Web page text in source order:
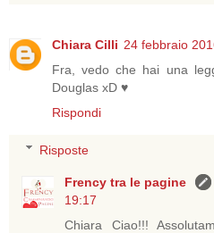
Chiara Cilli 24 febbraio
Fra, vedo che hai una
Douglas xD ♥
Rispondi
Risposte
Frency tra le pagine
19:17
Chiara Ciao!!!